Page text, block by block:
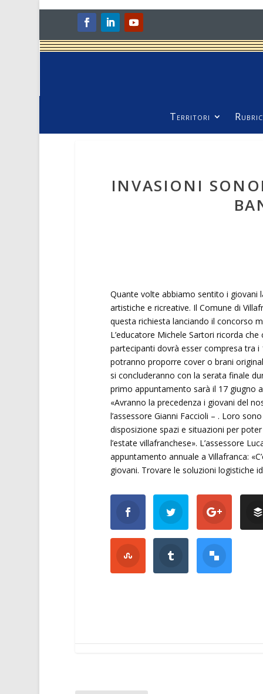
Territori
INVASIONI
Quante volte abbiamo sentito i giovani
artistiche e ricreative. Il Comune di
questa richiesta lanciando il concorso
L’educatore Michele Sartori ricorda
partecipanti dovrà esser compresa tra
potranno proporre cover o brani
si concluderanno con la serata finale
primo appuntamento sarà il 17 giugno
«Avranno la precedenza i giovani del
l’assessore Gianni Faccioli – . Loro
disposizione spazi e situazioni per
l’estate villafranchese». L’assessore
appuntamento annuale a Villafranca:
giovani. Trovare le soluzioni logistiche